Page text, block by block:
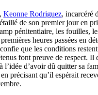
Keonne Rodriguez, incarcéré
de son premier jour en
pénitentiaire, les fouilles,
heures passées en
que les conditions
font preuve de respect. Il
l’idée d’avoir dû quitter sa
précisant qu’il espérait